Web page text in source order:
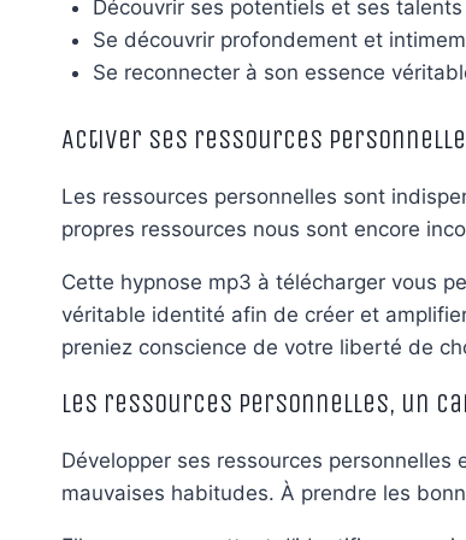
Découvrir ses potentiels et ses talents
Se découvrir profondement et
Se reconnecter à son essence
Activer ses ressources
Les ressources personnelles sont
propres ressources nous sont encore
Cette hypnose mp3 à télécharger vous
véritable identité afin de créer et
preniez conscience de votre liberté de
Les ressources personnelles, un
Développer ses ressources
mauvaises habitudes. À prendre les